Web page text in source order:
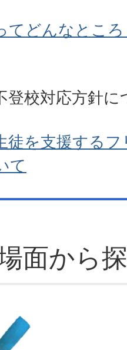
てどんなとこ
登校対応方針に
徒を支援する
て
面から